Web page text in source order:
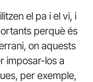
el pa i el vi, i
perquè és
on aquests
imposar-los a
per exemple,